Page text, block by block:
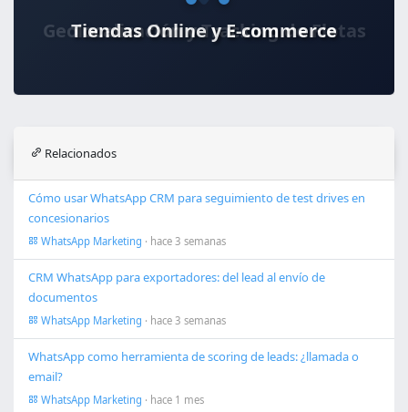
Tiendas Online y E-commerce
Relacionados
Cómo usar WhatsApp CRM para seguimiento de test drives en
concesionarios
WhatsApp Marketing · hace 3 semanas
CRM WhatsApp para exportadores: del lead al envío de
documentos
WhatsApp Marketing · hace 3 semanas
WhatsApp como herramienta de scoring de leads: ¿llamada o
email?
WhatsApp Marketing · hace 1 mes